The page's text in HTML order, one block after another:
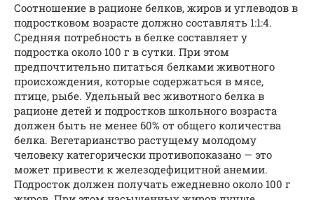
Соотношение в рационе белков, жиров и углеводов в
подростковом возрасте должно составлять 1:1:4.
Средняя потребность в белке составляет у
подростка около 100 г в сутки. При этом
предпочтительно питаться белками животного
происхождения, которые содержаться в мясе,
птице, рыбе. Удельный вес животного белка в
рационе детей и подростков школьного возраста
должен быть не менее 60% от общего количества
белка. Вегетарианство растущему молодому
человеку категорически противопоказано — это
может привести к железодефицитной анемии.
Подросток должен получать ежедневно около 100 г